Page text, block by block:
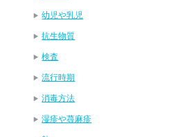
幼児や乳児
抗生物質
検査
流行時期
消毒方法
湿疹や蕁麻疹